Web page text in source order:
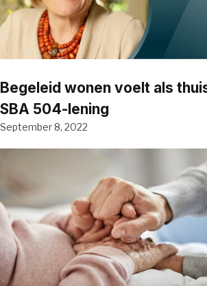
Begeleid wonen voelt als
SBA 504-lening
September 8, 2022